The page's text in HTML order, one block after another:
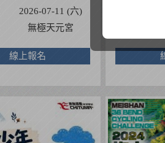
2026-07-11 (六)
無極天元宮
線上報名